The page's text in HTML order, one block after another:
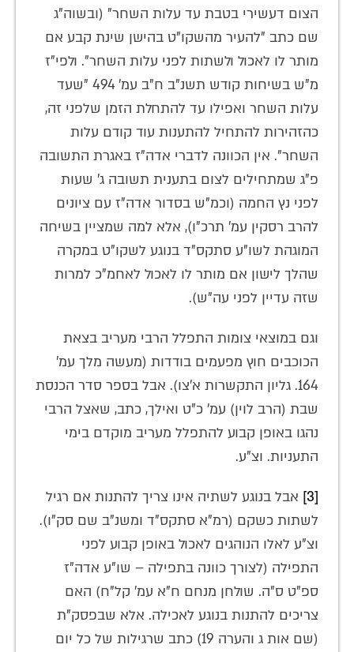
הצום דעשירי בטבת עד עלות השחר" (ובשוה"ג
שם כתב "להעיר מהשקו"ט בהישן שינת קבע אם
מותר לו לאכול ולשתות לפני עלות השחר". ולפי"ז
מ"ש בשיחות קודש תשנ"ב ח"ב עמ' 494 "שעד
עלות השחר ואפילו עד להתחלת הזמן שלפני זה,
כהזהירות להתחיל להתענות עוד קודם עלות
השחר". אין הכוונה לדברי אדה"ז באגרת התשובה
פ"ג שמתחילים לצום בתענית תשובה ג' שעות
לפני נץ החמה (וכמ"ש בסדור אדה"ז עם ציונים
להרב רסקין עמ' תרכ"ו), אלא למה שמציין בשיחה
המוגהת לשו"ע סתקס"ד בנוגע לשקו"ט במקרה
שהלך לישון אם מותר לו לאכול לאחמ"כ למרות
שזה עדיין לפני עה"ש).
וגם במוצאי צומות התפלל הרבי מעריב בצאת
הכוכבים חוץ מפעמים בודדות (מעשה מלך עמ'
164. גליון התקשרות א'צו). אבל בספר סדר הכנסת
שבת (הרב לוין) עמ' כ"ט ואילך, כתב, שאצל הרבי
נהגו באופן קבוע להתפלל מעריב מוקדם בימי
התעניות. וצ"ע.
[3]
אבל בנוגע לשתיה אינו צריך להתנות אם רגיל
לשתות כשקם (רמ"א סתקס"ד ומשנ"ב שם סק"ו).
וצ"ע לאלו הנוהגים לאכול באופן קבוע לפני
התפילה (לצורך כוונה בתפילה – שו"ע אדה"ז
ספ"ט ס"ה. שולחן מנחם ח"א עמ' קל"ח) האם
צריכים להתנות בנוגע לאכילה. אלא שבפסק"ת
(שם אות ג והערה 19) כתב שרגילות של כל יום